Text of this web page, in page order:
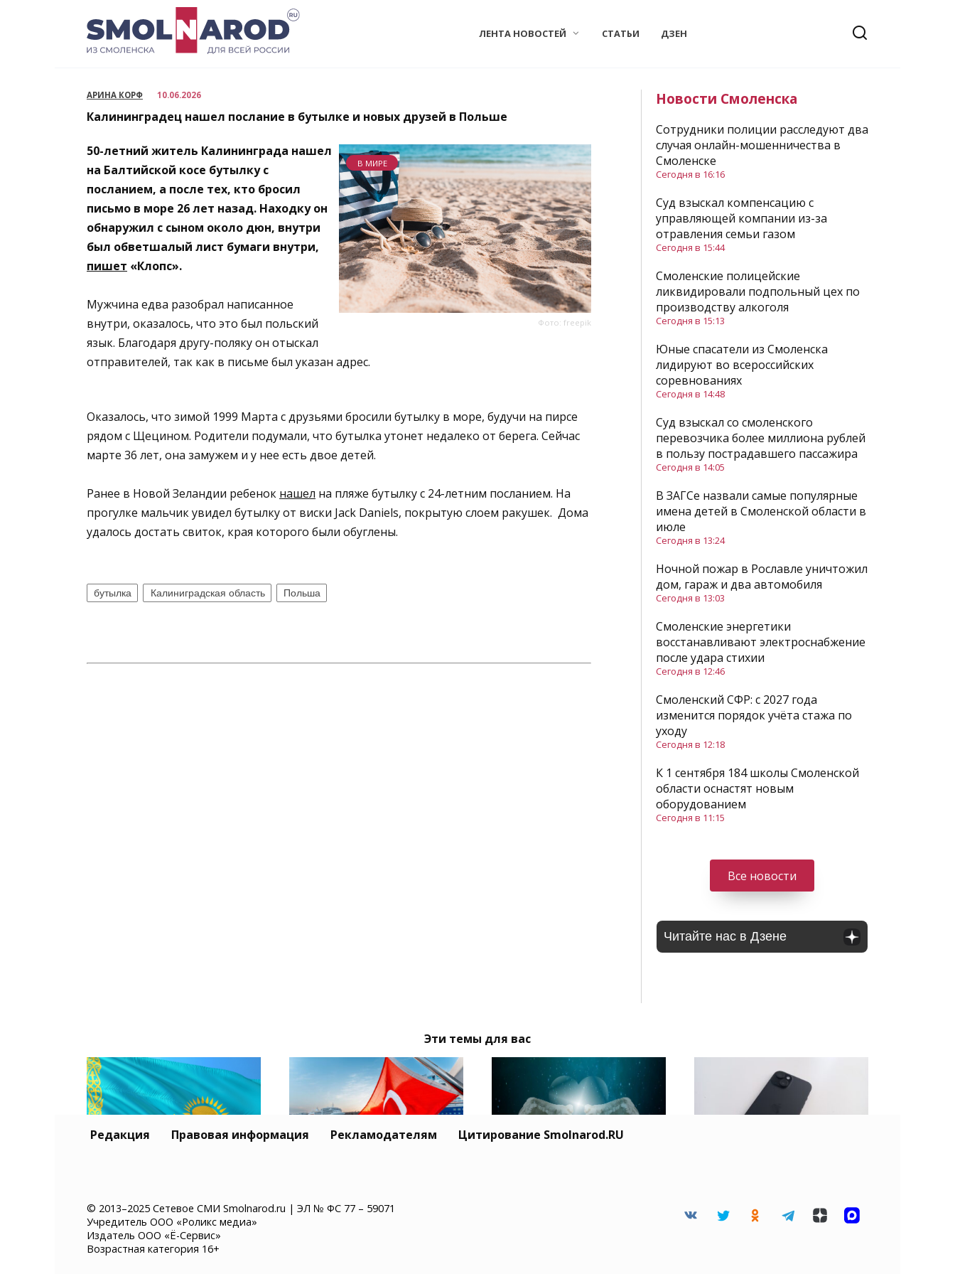
ЛЕНТА НОВОСТЕЙ СТАТЬИ ДЗЕН
АРИНА КОРФ 10.06.2026
Калининградец нашел послание в бутылке и новых друзей в Польше
Фото: freepik
В МИРЕ
50-летний житель Калининграда нашел
на Балтийской косе бутылку с
посланием, а после тех, кто бросил
письмо в море 26 лет назад. Находку он
обнаружил с сыном около дюн, внутри
был обветшалый лист бумаги внутри,
пишет «Клопс».
Мужчина едва разобрал написанное
внутри, оказалось, что это был польский
язык. Благодаря другу-поляку он отыскал
отправителей, так как в письме был указан адрес.
Оказалось, что зимой 1999 Марта с друзьями бросили бутылку в море, будучи на пирсе
рядом с Щецином. Родители подумали, что бутылка утонет недалеко от берега. Сейчас
марте 36 лет, она замужем и у нее есть двое детей.
Ранее в Новой Зеландии ребенок нашел на пляже бутылку с 24-летним посланием. На
прогулке мальчик увидел бутылку от виски Jack Daniels, покрытую слоем ракушек. Дома
удалось достать свиток, края которого были обуглены.
бутылка Калиниградская область Польша
Новости Смоленска
Сотрудники полиции расследуют два
случая онлайн-мошенничества в
Смоленске
Сегодня в 16:16
Суд взыскал компенсацию с
управляющей компании из-за
отравления семьи газом
Сегодня в 15:44
Смоленские полицейские
ликвидировали подпольный цех по
производству алкоголя
Сегодня в 15:13
Юные спасатели из Смоленска
лидируют во всероссийских
соревнованиях
Сегодня в 14:48
Суд взыскал со смоленского
перевозчика более миллиона рублей
в пользу пострадавшего пассажира
Сегодня в 14:05
В ЗАГСе назвали самые популярные
имена детей в Смоленской области в
июле
Сегодня в 13:24
Ночной пожар в Рославле уничтожил
дом, гараж и два автомобиля
Сегодня в 13:03
Смоленские энергетики
восстанавливают электроснабжение
после удара стихии
Сегодня в 12:46
Смоленский СФР: c 2027 года
изменится порядок учёта стажа по
уходу
Сегодня в 12:18
К 1 сентября 184 школы Смоленской
области оснастят новым
оборудованием
Сегодня в 11:15
Все новости
Читайте нас в Дзене
Эти темы для вас
Казахстан хочет ввести
платное разрешение на
въезд для иностранцев
и Киев обеспечить
защитную пленку на
разбитый экран
Редакция Правовая информация Рекламодателям Цитирование Smolnarod.RU
© 2013–2025 Сетевое СМИ Smolnarod.ru | ЭЛ № ФС 77 – 59071
Учредитель ООО «Роликс медиа»
Издатель ООО «Ё-Сервис»
Возрастная категория 16+